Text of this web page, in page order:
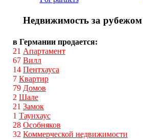
Недвижимость за
в Германии продается:
21 Апартамент
67 Вилл
14 Пентхауса
7 Квартир
79 Домов
2 Шале
21 Замок
1 Таунхаус
28 Особняков
32 Коммерческой недвижимости